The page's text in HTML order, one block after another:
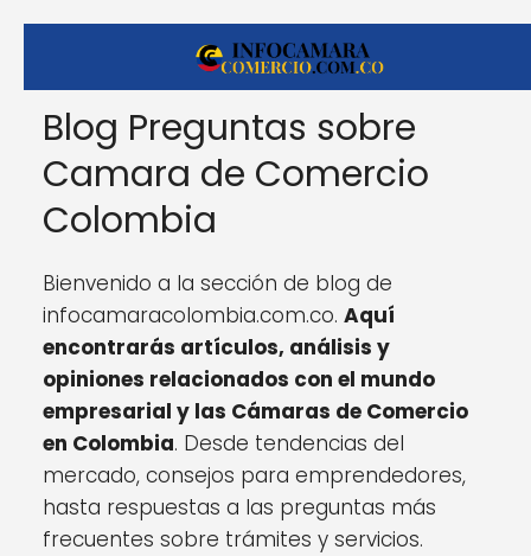
Blog Preguntas sobre
Camara de Comercio
Colombia
Bienvenido a la sección de blog de
infocamaracolombia.com.co. Aquí
encontrarás artículos, análisis y
opiniones relacionados con el mundo
empresarial y las Cámaras de Comercio
en Colombia. Desde tendencias del
mercado, consejos para emprendedores,
hasta respuestas a las preguntas más
frecuentes sobre trámites y servicios.